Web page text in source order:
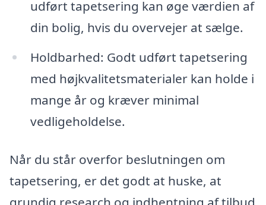
udført tapetsering kan øge værdien af
din bolig, hvis du overvejer at sælge.
Holdbarhed: Godt udført tapetsering
med højkvalitetsmaterialer kan holde i
mange år og kræver minimal
vedligeholdelse.
Når du står overfor beslutningen om
tapetsering, er det godt at huske, at